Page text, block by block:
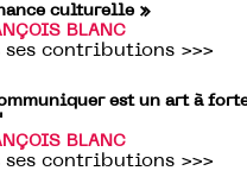
culturelle »
BLANC
ses contributions >>>
est un art à
BLANC
ses contributions >>>